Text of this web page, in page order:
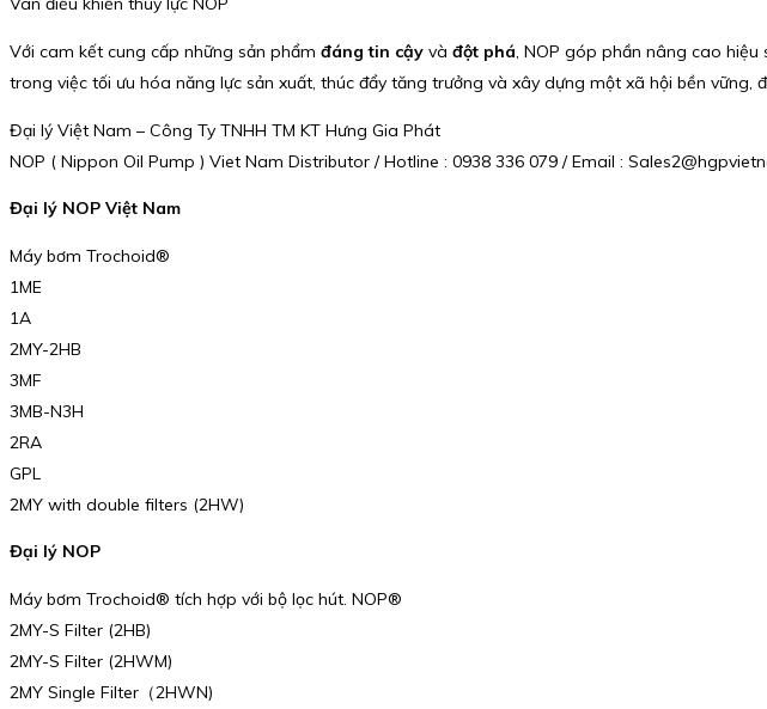
Với cam kết cung cấp những sản phẩm đáng tin cậy và đột phá, NOP góp phần nâng cao
trong việc tối ưu hóa năng lực sản xuất, thúc đẩy tăng trưởng và xây dựng một xã hội bền vững,
Đại lý Việt Nam – Công Ty TNHH TM KT Hưng Gia Phát
NOP ( Nippon Oil Pump ) Viet Nam Distributor / Hotline : 0938 336 079 / Email :
Đại lý NOP Việt Nam
Máy bơm Trochoid®
1ME
1A
2MY-2HB
3MF
3MB-N3H
2RA
GPL
2MY with double filters (2HW)
Đại lý NOP
Máy bơm Trochoid® tích hợp với bộ lọc hút. NOP®
2MY-S Filter (2HB)
2MY-S Filter (2HWM)
2MY Single Filter（2HWN)